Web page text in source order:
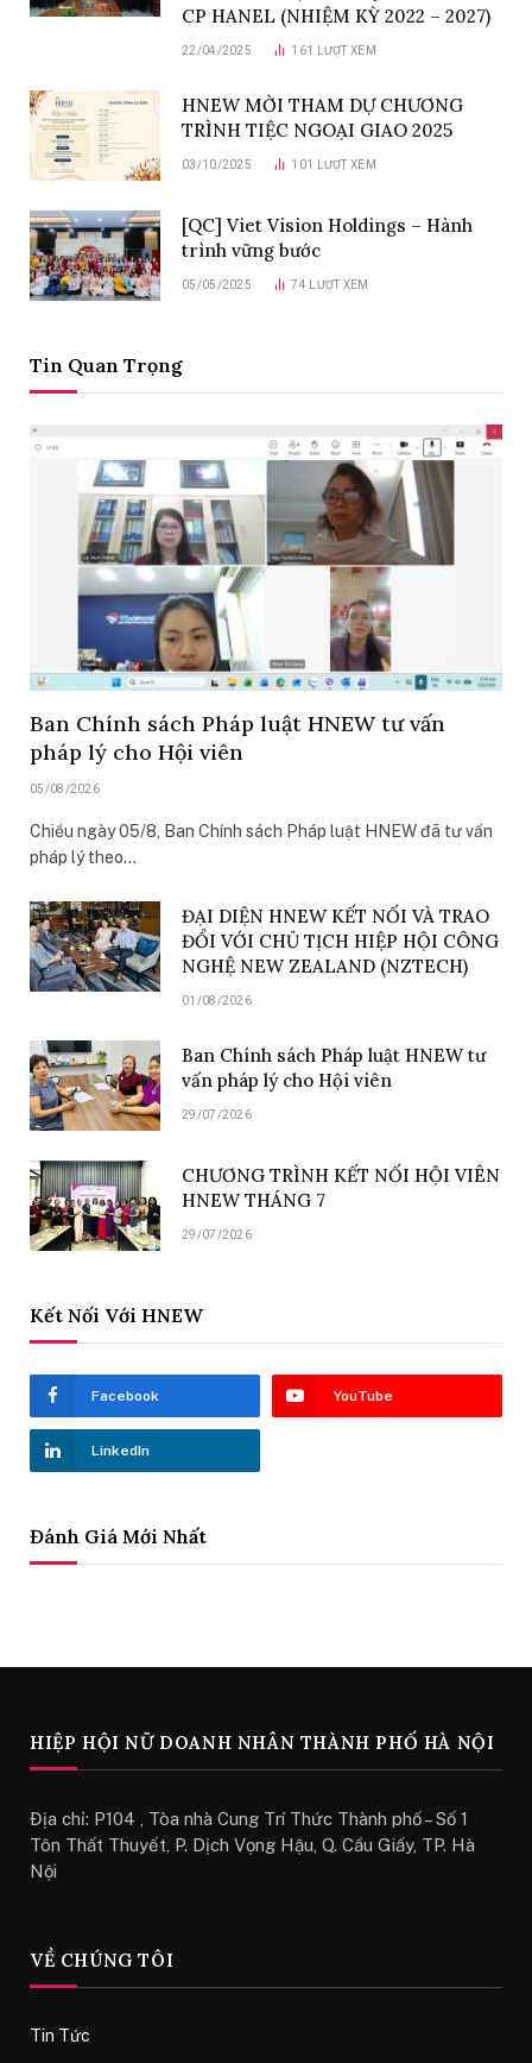
CP HANEL (NHIỆM KỲ 2022 – 2027)
22/04/2025 161 LƯỢT XEM
HNEW MỜI THAM DỰ CHƯƠNG
TRÌNH TIỆC NGOẠI GIAO 2025
03/10/2025 101 LƯỢT XEM
[QC] Viet Vision Holdings – Hành
trình vững bước
05/05/2025 74 LƯỢT XEM
Tin Quan Trọng
Ban Chính sách Pháp luật HNEW tư vấn
pháp lý cho Hội viên
05/08/2026
Chiều ngày 05/8, Ban Chính sách Pháp luật HNEW đã tư vấn
pháp lý theo…
ĐẠI DIỆN HNEW KẾT NỐI VÀ TRAO
ĐỔI VỚI CHỦ TỊCH HIỆP HỘI CÔNG
NGHỆ NEW ZEALAND (NZTECH)
01/08/2026
Ban Chính sách Pháp luật HNEW tư
vấn pháp lý cho Hội viên
29/07/2026
CHƯƠNG TRÌNH KẾT NỐI HỘI VIÊN
HNEW THÁNG 7
29/07/2026
Kết Nối Với HNEW
Facebook YouTube
LinkedIn
Đánh Giá Mới Nhất
HIỆP HỘI NỮ DOANH NHÂN THÀNH PHỐ HÀ NỘI
Địa chỉ: P104 , Tòa nhà Cung Trí Thức Thành phố – Số 1
Tôn Thất Thuyết, P. Dịch Vọng Hậu, Q. Cầu Giấy, TP. Hà
Nội
VỀ CHÚNG TÔI
Tin Tức